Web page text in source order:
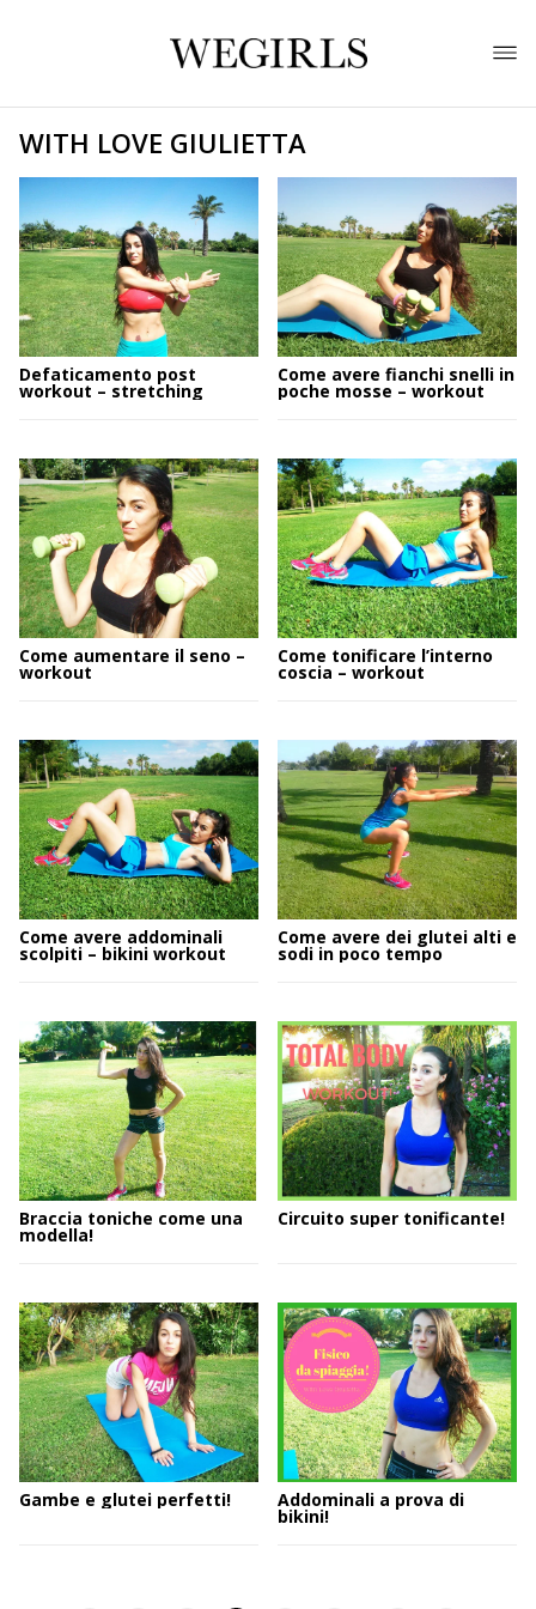
WITH LOVE GIULIETTA
Defaticamento post
workout – stretching
Come avere fianchi snelli in
poche mosse – workout
Come aumentare il seno –
workout
Come tonificare l’interno
coscia – workout
Come avere addominali
scolpiti – bikini workout
Come avere dei glutei alti e
sodi in poco tempo
Braccia toniche come una
modella!
Circuito super tonificante!
Gambe e glutei perfetti! Addominali a prova di
bikini!